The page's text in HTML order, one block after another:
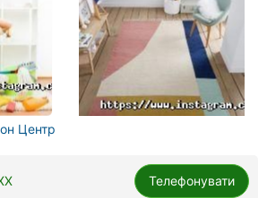
Центр
Телефонувати